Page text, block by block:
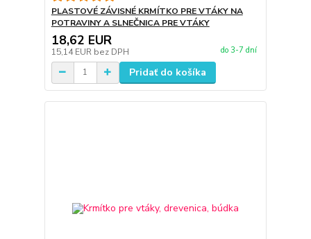
PLASTOVÉ ZÁVISNÉ KRMÍTKO PRE VTÁKY NA
POTRAVINY A SLNEČNICA PRE VTÁKY
18,62 EUR
15,14 EUR bez DPH do 3-7 dní
Pridať do košíka